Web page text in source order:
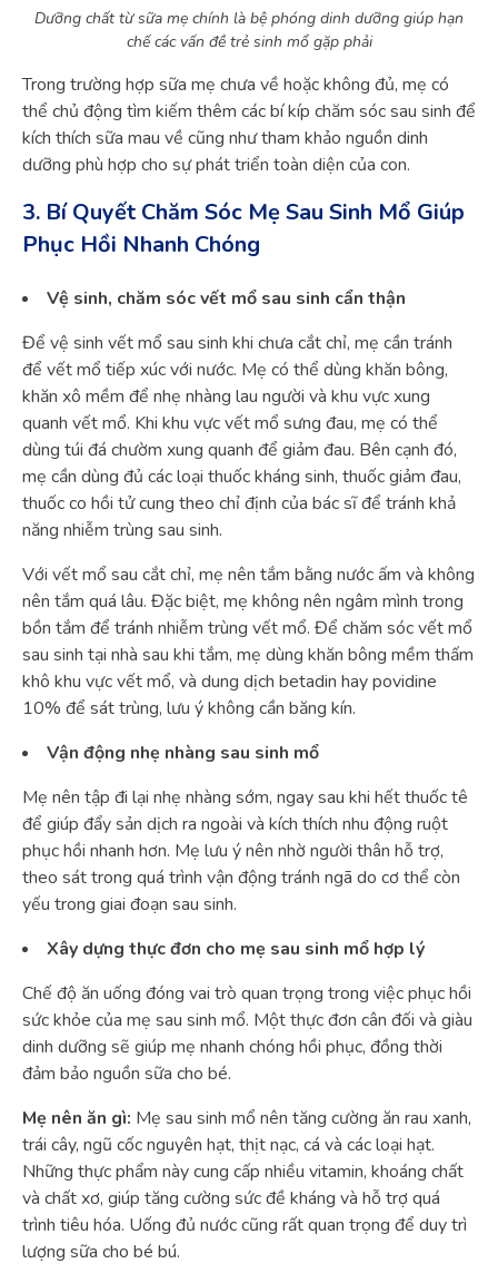
Dưỡng chất từ sữa mẹ chính là bệ phóng dinh dưỡng giúp hạn
chế các vấn đề trẻ sinh mổ gặp phải
Trong trường hợp sữa mẹ chưa về hoặc không đủ, mẹ có
thể chủ động tìm kiếm thêm các bí kíp chăm sóc sau sinh để
kích thích sữa mau về cũng như tham khảo nguồn dinh
dưỡng phù hợp cho sự phát triển toàn diện của con.
3. Bí Quyết Chăm Sóc Mẹ Sau Sinh Mổ Giúp
Phục Hồi Nhanh Chóng
Vệ sinh, chăm sóc vết mổ sau sinh cẩn thận
Để vệ sinh vết mổ sau sinh khi chưa cắt chỉ, mẹ cần tránh
để vết mổ tiếp xúc với nước. Mẹ có thể dùng khăn bông,
khăn xô mềm để nhẹ nhàng lau người và khu vực xung
quanh vết mổ. Khi khu vực vết mổ sưng đau, mẹ có thể
dùng túi đá chườm xung quanh để giảm đau. Bên cạnh đó,
mẹ cần dùng đủ các loại thuốc kháng sinh, thuốc giảm đau,
thuốc co hồi tử cung theo chỉ định của bác sĩ để tránh khả
năng nhiễm trùng sau sinh.
Với vết mổ sau cắt chỉ, mẹ nên tắm bằng nước ấm và không
nên tắm quá lâu. Đặc biệt, mẹ không nên ngâm mình trong
bồn tắm để tránh nhiễm trùng vết mổ. Để chăm sóc vết mổ
sau sinh tại nhà sau khi tắm, mẹ dùng khăn bông mềm thấm
khô khu vực vết mổ, và dung dịch betadin hay povidine
10% để sát trùng, lưu ý không cần băng kín.
Vận động nhẹ nhàng sau sinh mổ
Mẹ nên tập đi lại nhẹ nhàng sớm, ngay sau khi hết thuốc tê
để giúp đẩy sản dịch ra ngoài và kích thích nhu động ruột
phục hồi nhanh hơn. Mẹ lưu ý nên nhờ người thân hỗ trợ,
theo sát trong quá trình vận động tránh ngã do cơ thể còn
yếu trong giai đoạn sau sinh.
Xây dựng thực đơn cho mẹ sau sinh mổ hợp lý
Chế độ ăn uống đóng vai trò quan trọng trong việc phục hồi
sức khỏe của mẹ sau sinh mổ. Một thực đơn cân đối và giàu
dinh dưỡng sẽ giúp mẹ nhanh chóng hồi phục, đồng thời
đảm bảo nguồn sữa cho bé.
Mẹ nên ăn gì: Mẹ sau sinh mổ nên tăng cường ăn rau xanh,
trái cây, ngũ cốc nguyên hạt, thịt nạc, cá và các loại hạt.
Những thực phẩm này cung cấp nhiều vitamin, khoáng chất
và chất xơ, giúp tăng cường sức đề kháng và hỗ trợ quá
trình tiêu hóa. Uống đủ nước cũng rất quan trọng để duy trì
lượng sữa cho bé bú.